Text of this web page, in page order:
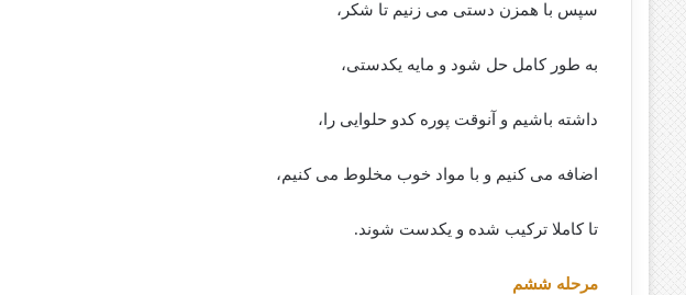
سپس با همزن دستی می زنیم تا شکر،
به طور کامل حل شود و مایه یکدستی،
داشته باشیم و آنوقت پوره کدو حلوایی را،
اضافه می کنیم و با مواد خوب مخلوط می کنیم،
تا کاملا ترکیب شده و یکدست شوند.
مرحله ششم